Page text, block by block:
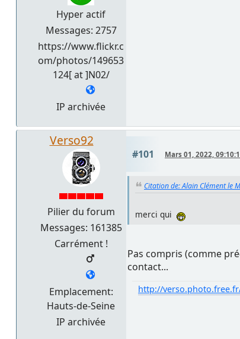
Hyper actif
Messages: 2757
https://www.flickr.c
om/photos/149653
124[ at ]N02/
IP archivée
Verso92
Pilier du forum
Messages: 161385
Carrément !
Emplacement:
Hauts-de-Seine
IP archivée
#101 Mars 01, 2022,
Citation de: Alain Clément le
merci qui
Pas compris (comme
contact...
http://